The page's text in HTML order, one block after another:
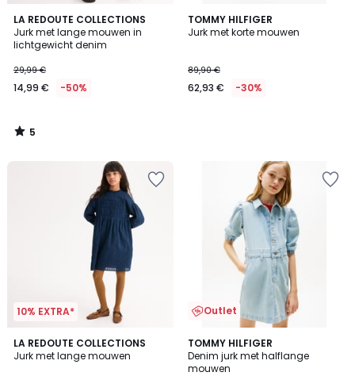
LA REDOUTE COLLECTIONS
Jurk met lange mouwen in
lichtgewicht denim
29,99 €
14,99 € -50%
5
/
5
5
/
TOMMY HILFIGER
Jurk met korte mouwen
89,90 €
62,93 € -30%
10% EXTRA*
LA REDOUTE COLLECTIONS
Jurk met lange mouwen
5
/
Outlet
TOMMY HILFIGER
Denim jurk met halflange
mouwen